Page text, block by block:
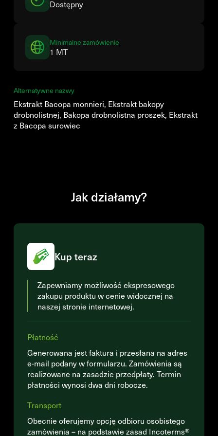
Dostępny
Minimalne zamówienie
1 MT
Alternatywne nazwy
Ekstrakt Bacopa monnieri, Ekstrakt bakopy
drobnolistnej, Bakopa drobnolistna proszek, Ekstrakt
z Bacopa surowiec
Jak działamy?
Kup teraz
Zapewniamy możliwość ekspresowego
zakupu produktu w cenie widocznej na
naszej stronie internetowej.
Płatność
Generowana jest faktura i przesłana na adres
e-mail podany w formularzu. Zamówienia są
realizowane na zasadzie przedpłaty. Termin
płatności wynosi dwa dni robocze.
Transport
Obecnie oferujemy opcję odbioru osobistego
zamówienia – na podstawie zasad Incoterms®